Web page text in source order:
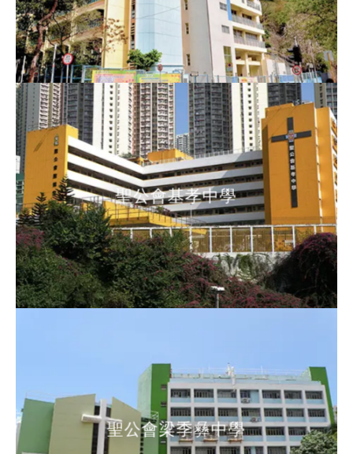
聖公會基孝中學
聖公會基孝中學
聖公會梁季彝中學
聖公會梁季彝中學